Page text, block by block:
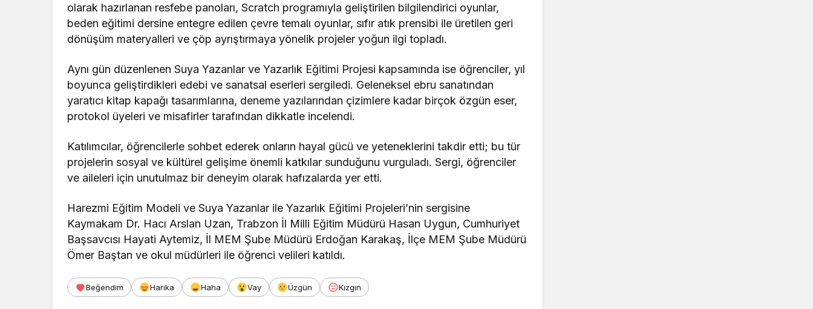
olarak hazırlanan resfebe panoları, Scratch programıyla geliştirilen bilgilendirici oyunlar,
beden eğitimi dersine entegre edilen çevre temalı oyunlar, sıfır atık prensibi ile üretilen geri
dönüşüm materyalleri ve çöp ayrıştırmaya yönelik projeler yoğun ilgi topladı.
Aynı gün düzenlenen Suya Yazanlar ve Yazarlık Eğitimi Projesi kapsamında ise öğrenciler, yıl
boyunca geliştirdikleri edebi ve sanatsal eserleri sergiledi. Geleneksel ebru sanatından
yaratıcı kitap kapağı tasarımlarına, deneme yazılarından çizimlere kadar birçok özgün eser,
protokol üyeleri ve misafirler tarafından dikkatle incelendi.
Katılımcılar, öğrencilerle sohbet ederek onların hayal gücü ve yeteneklerini takdir etti; bu tür
projelerin sosyal ve kültürel gelişime önemli katkılar sunduğunu vurguladı. Sergi, öğrenciler
ve aileleri için unutulmaz bir deneyim olarak hafızalarda yer etti.
Harezmi Eğitim Modeli ve Suya Yazanlar ile Yazarlık Eğitimi Projeleri’nin sergisine
Kaymakam Dr. Hacı Arslan Uzan, Trabzon İl Milli Eğitim Müdürü Hasan Uygun, Cumhuriyet
Başsavcısı Hayati Aytemiz, İl MEM Şube Müdürü Erdoğan Karakaş, İlçe MEM Şube Müdürü
Ömer Baştan ve okul müdürleri ile öğrenci velileri katıldı.
Beğendim Harika Haha Vay Üzgün Kızgın